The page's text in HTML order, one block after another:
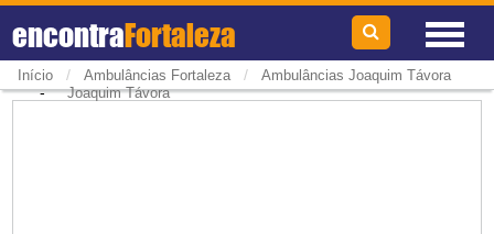
encontraFortaleza
Início / Ambulâncias Fortaleza / Ambulâncias Joaquim Távora
-Joaquim Távora